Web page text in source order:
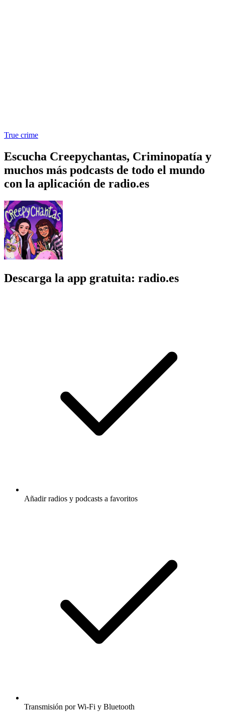
True crime
Escucha Creepychantas, Criminopatía y
muchos más podcasts de todo el mundo
con la aplicación de radio.es
Descarga la app gratuita: radio.es
Añadir radios y podcasts a favoritos
Transmisión por Wi-Fi y Bluetooth